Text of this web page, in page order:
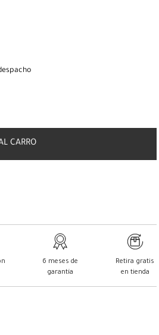
CARRO
6 meses de
garantía
Retira gratis
en tienda